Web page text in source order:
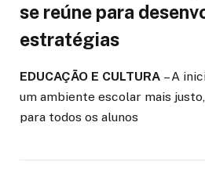
se reúne para
estratégias
EDUCAÇÃO E CULTURA – A
um ambiente escolar mais
para todos os alunos